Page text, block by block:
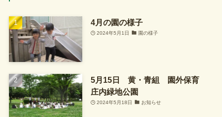
4月の園の様子
2024年5月1日 園の様子
5月15日 黄・青組 園外保育
庄内緑地公園
2024年5月18日 お知らせ